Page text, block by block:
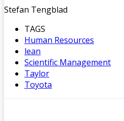
Stefan Tengblad
TAGS
Human Resources
lean
Scientific Management
Taylor
Toyota